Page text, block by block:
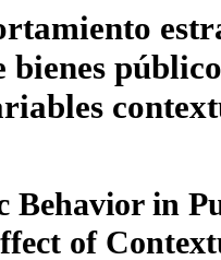
bienes
Behavior in
of